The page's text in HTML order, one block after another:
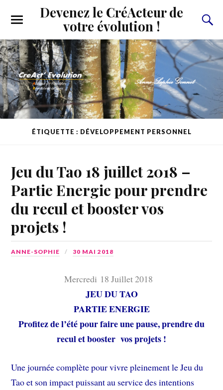
Devenez le CréActeur de
votre évolution !
ÉTIQUETTE : DÉVELOPPEMENT PERSONNEL
Jeu du Tao 18 juillet 2018 –
Partie Energie pour prendre
du recul et booster vos
projets !
ANNE-SOPHIE 30 MAI 2018
Mercredi 18 Juillet 2018
JEU DU TAO
PARTIE ENERGIE
Profitez de l’été pour faire une pause, prendre du
recul et booster vos projets !
Une journée complète pour vivre pleinement le Jeu du
Tao et son impact puissant au service des intentions